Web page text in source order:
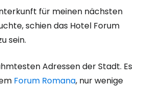
für meinen nächsten
schien das Hotel Forum
sein.
Adressen der Stadt. Es
Forum Romana, nur wenige